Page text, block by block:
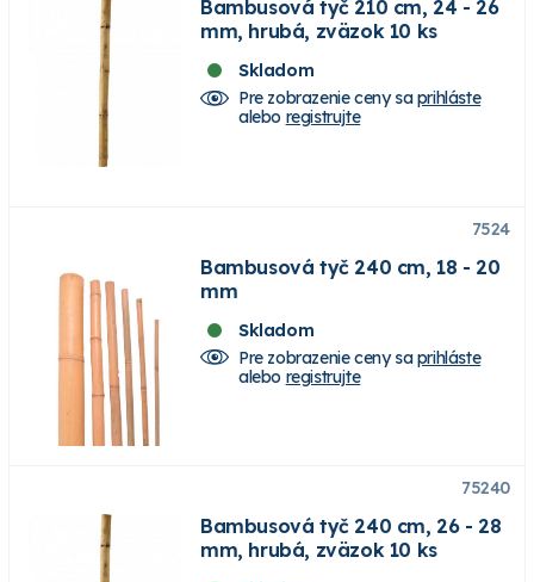
Bambusová tyč 210 cm, 24 - 26
mm, hrubá, zväzok 10 ks
Skladom
Pre zobrazenie ceny saprihláste
alebo registrujte
7524
Bambusová tyč 240 cm, 18 - 20
mm
Skladom
Pre zobrazenie ceny saprihláste
alebo registrujte
75240
Bambusová tyč 240 cm, 26 - 28
mm, hrubá, zväzok 10 ks